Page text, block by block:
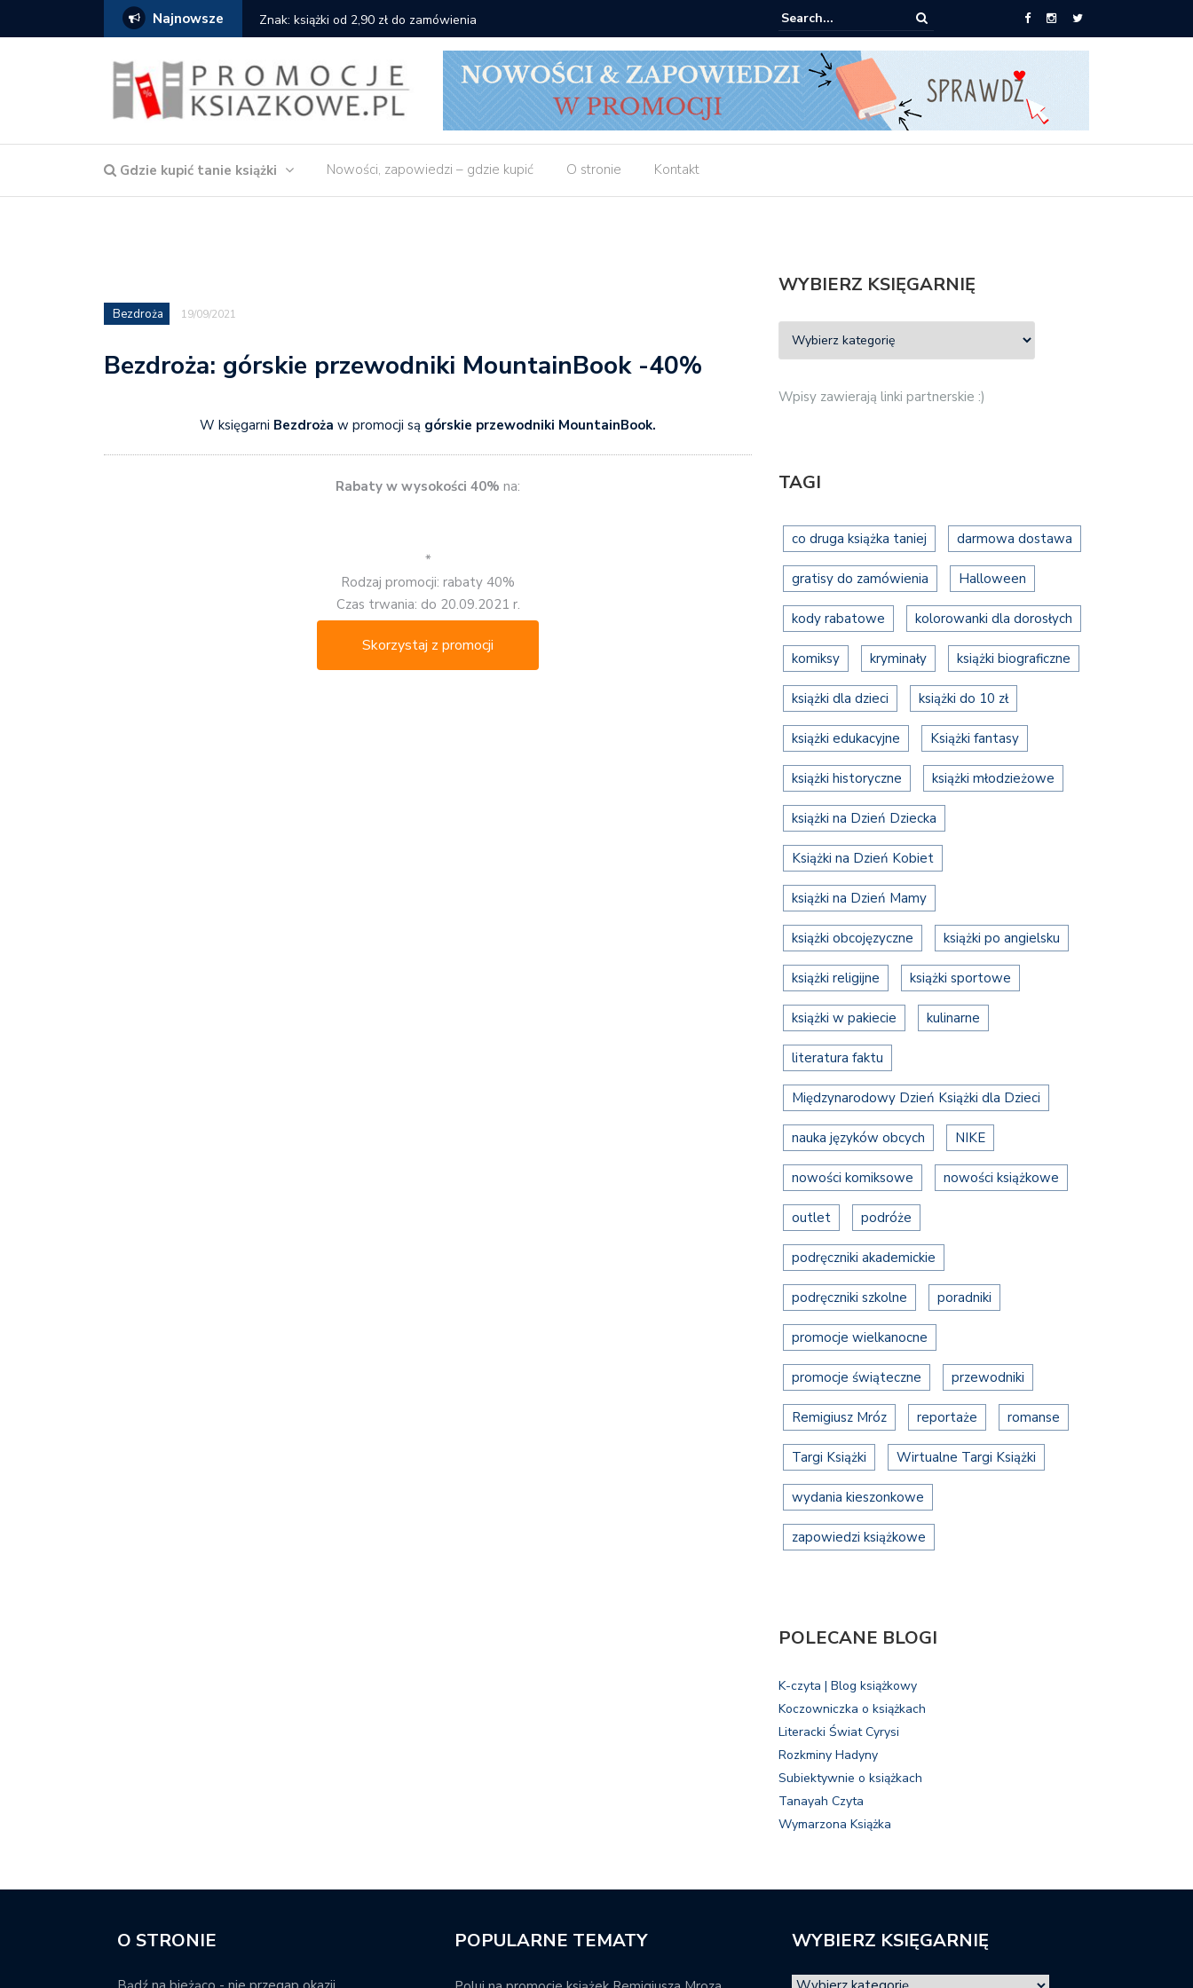
Najnowsze Znak: książki od 2,90 zł do zamówienia Matras: 10 książek za 69 zł
Gdzie kupić tanie książki Nowości, zapowiedzi – gdzie kupić O stronie Kontakt
Bezdroża 19/09/2021
Bezdroża: górskie przewodniki MountainBook -40%
W księgarni Bezdroża w promocji są górskie przewodniki MountainBook.
Rabaty w wysokości 40% na:
*
Rodzaj promocji: rabaty 40%
Czas trwania: do 20.09.2021 r.
Skorzystaj z promocji
WYBIERZ KSIĘGARNIĘ
Wpisy zawierają linki partnerskie :)
TAGI
co druga książka taniej darmowa dostawa
gratisy do zamówienia Halloween
kody rabatowe kolorowanki dla dorosłych
komiksy kryminały książki biograficzne
książki dla dzieci książki do 10 zł
książki edukacyjne Książki fantasy
książki historyczne książki młodzieżowe
książki na Dzień Dziecka
Książki na Dzień Kobiet
książki na Dzień Mamy
książki obcojęzyczne książki po angielsku
książki religijne książki sportowe
książki w pakiecie kulinarne
literatura faktu
Międzynarodowy Dzień Książki dla Dzieci
nauka języków obcych NIKE
nowości komiksowe nowości książkowe
outlet podróże
podręczniki akademickie
podręczniki szkolne poradniki
promocje wielkanocne
promocje świąteczne przewodniki
Remigiusz Mróz reportaże romanse
Targi Książki Wirtualne Targi Książki
wydania kieszonkowe
zapowiedzi książkowe
POLECANE BLOGI
K-czyta | Blog książkowy
Koczowniczka o książkach
Literacki Świat Cyrysi
Rozkminy Hadyny
Subiektywnie o książkach
Tanayah Czyta
Wymarzona Książka
O STRONIE POPULARNE TEMATY WYBIERZ KSIĘGARNIĘ